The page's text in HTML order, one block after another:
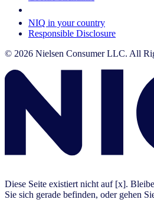
NIQ in your country
Responsible Disclosure
© 2026 Nielsen Consumer LLC. All
Diese Seite existiert nicht auf [x].
Sie sich gerade befinden, oder gehen